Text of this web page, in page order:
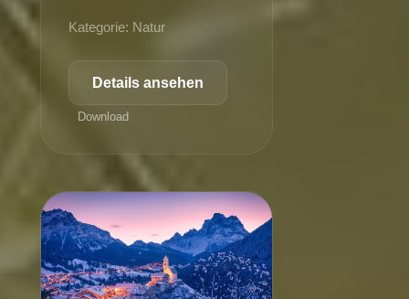
Kategorie: Natur
Details ansehen
Download